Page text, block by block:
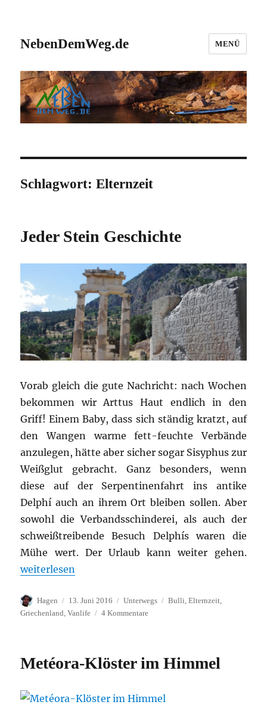
NebenDemWeg.de MENÜ
Schlagwort:Elternzeit
Jeder Stein Geschichte
Vorab gleich die gute Nachricht: nach Wochen
bekommen wir Arttus Haut endlich in den
Griff! Einem Baby, dass sich ständig kratzt, auf
den Wangen warme fett-feuchte Verbände
anzulegen, hätte aber sicher sogar Sisyphus zur
Weißglut gebracht. Ganz besonders, wenn
diese auf der Serpentinenfahrt ins antike
Delphí auch an ihrem Ort bleiben sollen. Aber
sowohl die Verbandsschinderei, als auch der
schweißtreibende Besuch Delphís waren die
Mühe wert. Der Urlaub kann weiter gehen.
„Jeder Stein Geschichte“
weiterlesen
Autor
Hagen
Veröffentlicht
am
13. Juni 2016 Kategorien
Unterwegs Schlagwörter
Bulli ,Elternzeit
Griechenland,Vanlife 4 Kommentarezu
Metéora-Klöster im Himmel